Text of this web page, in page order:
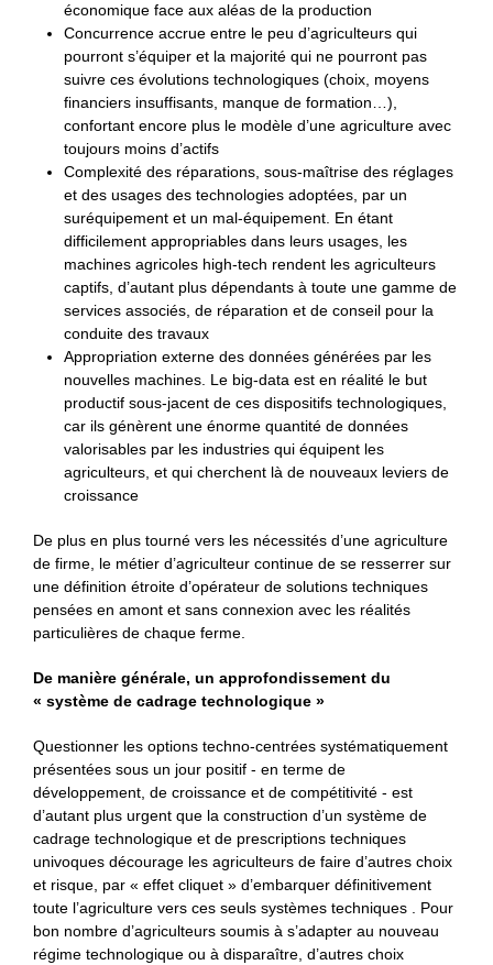
économique face aux aléas de la production
Concurrence accrue entre le peu d’agriculteurs qui
pourront s’équiper et la majorité qui ne pourront pas
suivre ces évolutions technologiques (choix, moyens
financiers insuffisants, manque de formation…),
confortant encore plus le modèle d’une agriculture avec
toujours moins d’actifs
Complexité des réparations, sous-maîtrise des réglages
et des usages des technologies adoptées, par un
suréquipement et un mal-équipement. En étant
difficilement appropriables dans leurs usages, les
machines agricoles high-tech rendent les agriculteurs
captifs, d’autant plus dépendants à toute une gamme de
services associés, de réparation et de conseil pour la
conduite des travaux
Appropriation externe des données générées par les
nouvelles machines. Le big-data est en réalité le but
productif sous-jacent de ces dispositifs technologiques,
car ils génèrent une énorme quantité de données
valorisables par les industries qui équipent les
agriculteurs, et qui cherchent là de nouveaux leviers de
croissance
De plus en plus tourné vers les nécessités d’une agriculture
de firme, le métier d’agriculteur continue de se resserrer sur
une définition étroite d’opérateur de solutions techniques
pensées en amont et sans connexion avec les réalités
particulières de chaque ferme.
De manière générale, un approfondissement du
« système de cadrage technologique »
Questionner les options techno-centrées systématiquement
présentées sous un jour positif - en terme de
développement, de croissance et de compétitivité - est
d’autant plus urgent que la construction d’un système de
cadrage technologique et de prescriptions techniques
univoques décourage les agriculteurs de faire d’autres choix
et risque, par « effet cliquet » d’embarquer définitivement
toute l’agriculture vers ces seuls systèmes techniques . Pour
bon nombre d’agriculteurs soumis à s’adapter au nouveau
régime technologique ou à disparaître, d’autres choix